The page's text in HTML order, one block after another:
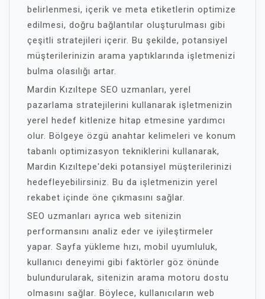
belirlenmesi, içerik ve meta etiketlerin optimize
edilmesi, doğru bağlantılar oluşturulması gibi
çeşitli stratejileri içerir. Bu şekilde, potansiyel
müşterilerinizin arama yaptıklarında işletmenizi
bulma olasılığı artar.
Mardin Kızıltepe SEO uzmanları, yerel
pazarlama stratejilerini kullanarak işletmenizin
yerel hedef kitlenize hitap etmesine yardımcı
olur. Bölgeye özgü anahtar kelimeleri ve konum
tabanlı optimizasyon tekniklerini kullanarak,
Mardin Kızıltepe'deki potansiyel müşterilerinizi
hedefleyebilirsiniz. Bu da işletmenizin yerel
rekabet içinde öne çıkmasını sağlar.
SEO uzmanları ayrıca web sitenizin
performansını analiz eder ve iyileştirmeler
yapar. Sayfa yükleme hızı, mobil uyumluluk,
kullanıcı deneyimi gibi faktörler göz önünde
bulundurularak, sitenizin arama motoru dostu
olmasını sağlar. Böylece, kullanıcıların web